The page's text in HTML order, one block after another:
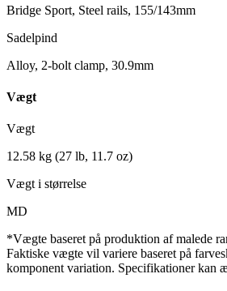
Bridge Sport, Steel rails, 155/143mm
Sadelpind
Alloy, 2-bolt clamp, 30.9mm
Vægt
Vægt
12.58 kg (27 lb, 11.7 oz)
Vægt i størrelse
MD
*Vægte baseret på produktion af malede
Faktiske vægte vil variere baseret på
komponent variation. Specifikationer kan